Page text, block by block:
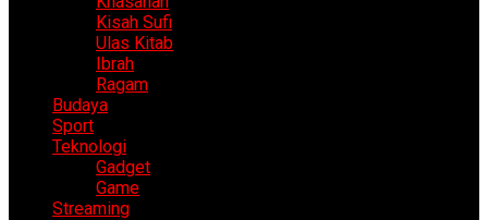
Kisah Sufi
Ulas Kitab
Ibrah
Ragam
Budaya
Sport
Teknologi
Gadget
Game
Streaming